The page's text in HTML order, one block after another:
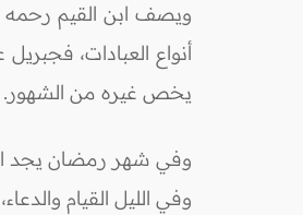
ويصف ابن القيم
أنواع العبادات،
يخص غيره من الشهور.
وفي شهر رمضان يجد
وفي الليل القيام